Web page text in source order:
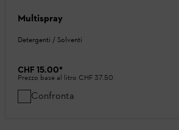
Multispray
Detergenti / Solventi
CHF 15.00*
Prezzo base al litro CHF 37.50
Confronta